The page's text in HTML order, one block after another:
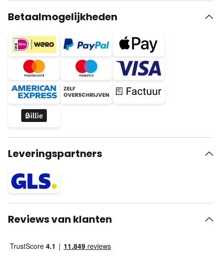
Betaalmogelijkheden
Leveringspartners
Reviews van klanten